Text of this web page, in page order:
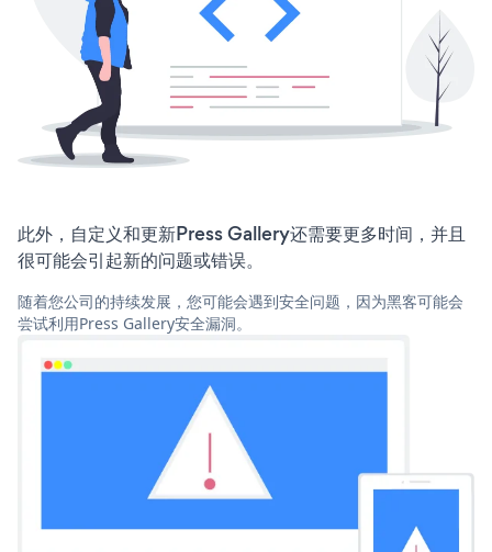
此外，自定义和更新Press Gallery还需要更多时间，并且
很可能会引起新的问题或错误。
随着您公司的持续发展，您可能会遇到安全问题，因为黑客可能会
尝试利用Press Gallery安全漏洞。